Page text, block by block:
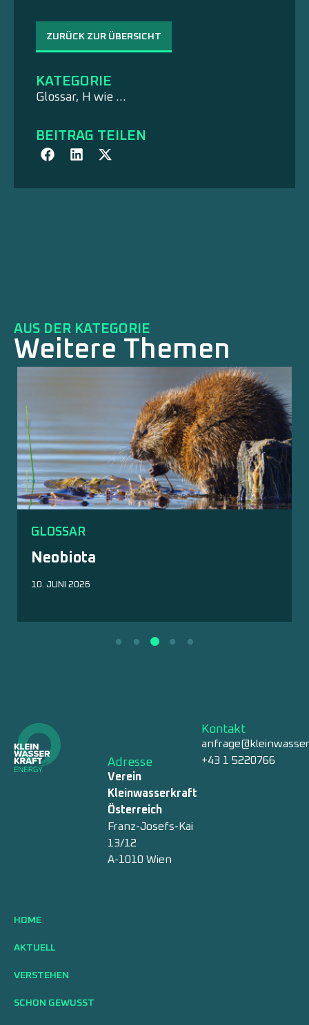
ZURÜCK ZUR ÜBERSICHT
KATEGORIE
Glossar, H wie ...
BEITRAG TEILEN
AUS DER KATEGORIE
Weitere Themen
GLOSSAR
Neobiota
10. JUNI 2026
Adresse
Verein
Kleinwasserkraft
Österreich
Franz-Josefs-Kai
13/12
A-1010 Wien
Kontakt
+43 1 5220766
HOME
AKTUELL
VERSTEHEN
SCHON GEWUSST